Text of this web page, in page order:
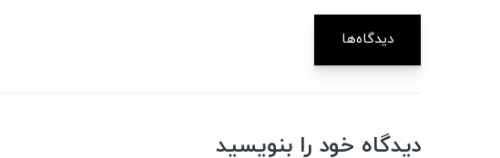
دیدگاه‌ها
دیدگاه خود را بنویسید